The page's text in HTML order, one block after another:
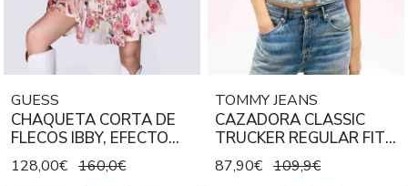
GUESS
CHAQUETA CORTA DE
FLECOS IBBY, EFECTO
ANTE, COLOR WET SAND
BEIGE
128,00€ 160,0€
TOMMY JEANS
CAZADORA CLASSIC
TRUCKER REGULAR FIT
BJ8012 DENIM LIGHT
87,90€ 109,9€